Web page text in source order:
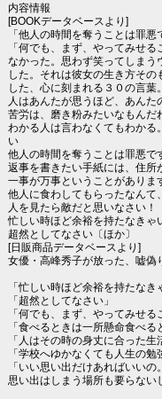
内容情報
[BOOKデータベースより]
「他人の時間を奪うことは罪
「何でも、まず、やってみせ
なかった。思わず笑ってしまう
した。それは彼女の生き方そ
した、心に刻まれる３０の言葉。
人はあんたが思うほど、あん
苦労は、磨き粉みたいなもんだ
わかる人は言わなくてもわか
い
他人の時間を奪うことは罪悪で
返事を書きたい手紙には、住所
一事が万事ということがありま
他人に食わしてもらったなんて
人を見たら敵だと思いなさい！
忙しい時ほど余裕を持たなきゃ
超然としてなさい〔ほか〕
[日販商品データベースより]
女優・高峰秀子が放った、嘘偽
「忙しい時ほど余裕を持たなき
「超然としてなさい」
「何でも、まず、やってみせる
「食べるときは一所懸命食べる
「人はその時の身丈に合った生
「学校へゆかなくても人生の勉
「いい思い出だけあればいいの。
思い出はしまう場所も要らない